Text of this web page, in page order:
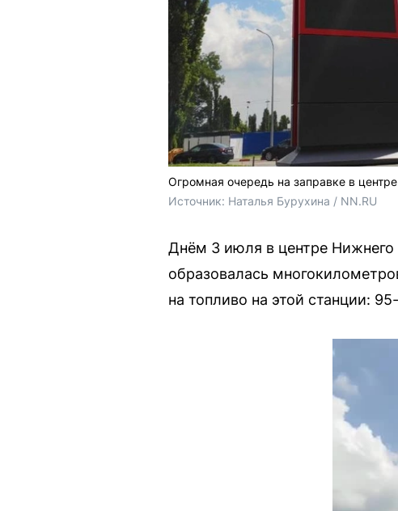
Огромная очередь на заправке в
Источник: Наталья Бурухина / NN.RU
Днём 3 июля в центре Нижнего
образовалась
на топливо на этой станции: